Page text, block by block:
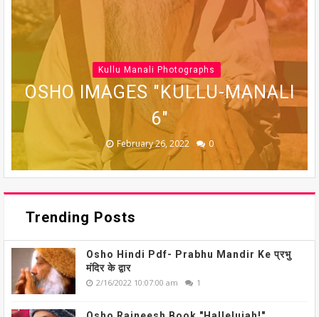
OSHO IMAGES "KULLU-MANALI
5"
February 26, 2022 0
Kullu Manali Photographs
OSHO IMAGES "KULLU-MANALI
6"
February 26, 2022 0
OSHO IMAGES "KULLU-MANALI
7"
February 26, 2022 0
OSHO IMAGES "KULLU-MANALI
4"
February 26, 2022 0
OSHO IMAGES "KULLU-MANALI
3"
February 26, 2022 0
Trending Posts
Osho Hindi Pdf- Prabhu Mandir Ke प्रभु
मंदिर के द्वार
2/16/2022 10:07:00 am 1